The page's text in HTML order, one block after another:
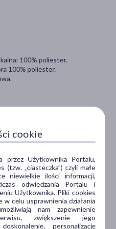
100% poliester.
100% poliester.
cookie
przez Użytkownika Portalu,
(tzw. „ciasteczka”) czyli małe
niewielkie ilości informacji,
odwiedzania Portalu i
Użytkownika. Pliki cookies
celu usprawnienia działania
nam zapewnienie
zwiększenie jego
personalizację